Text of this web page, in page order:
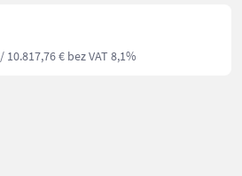
/ 10.817,76 € bez VAT 8,1%